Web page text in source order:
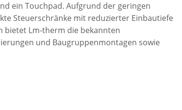
ein Touchpad. Aufgrund der geringen
Steuerschränke mit reduzierter Einbautiefe
bietet Lm-therm die bekannten
und Baugruppenmontagen sowie